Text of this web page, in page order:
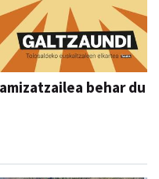
behar du